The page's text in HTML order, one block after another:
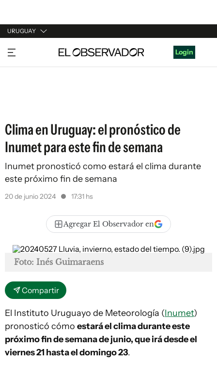
URUGUAY
URUGUAY
ARGENTINA
Login
Clima en Uruguay: el pronóstico de
Inumet para este fin de semana
Inumet pronosticó como estará el clima durante
este próximo fin de semana
20 de junio 2024 17:31 hs
Agregar El Observador en
Foto: Inés Guimaraens
Compartir
El Instituto Uruguayo de Meteorología (Inumet)
pronosticó cómo estará el clima durante este
próximo fin de semana de junio, que irá desde el
viernes 21 hasta el domingo 23.